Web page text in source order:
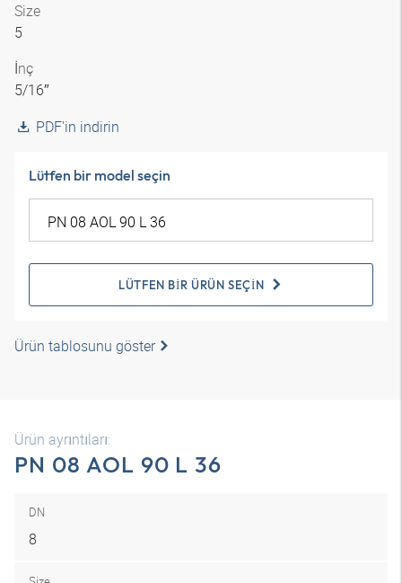
Size
5
İnç
5/16″
PDF'in indirin
Lütfen bir model seçin
LÜTFEN BIR ÜRÜN SEÇIN
Ürün tablosunu göster
Ürün ayrıntıları:
PN 08 AOL 90 L 36
DN
8